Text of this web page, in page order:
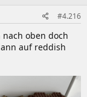
#4.216
oben doch
auf reddish